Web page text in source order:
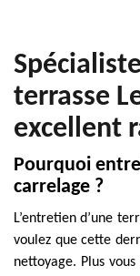
terrasse
excellent
Pourquoi
carrelage ?
L’entretien d’une
voulez que cette
nettoyage. Plus